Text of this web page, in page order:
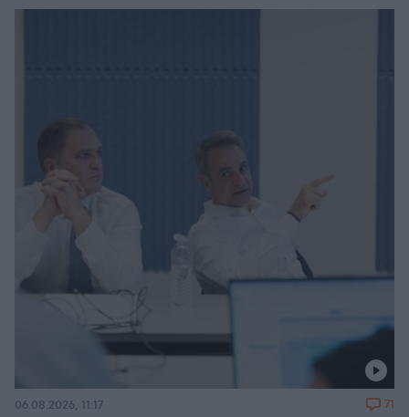
06.08.2026, 11:17 71